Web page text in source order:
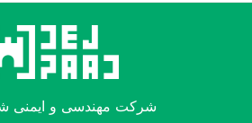
شرکت مهندسی و ایمنی